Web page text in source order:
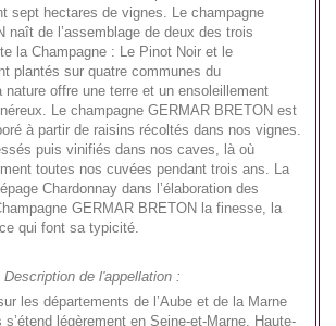
sept hectares de vignes. Le champagne
naît de l’assemblage de deux des trois
la Champagne : Le Pinot Noir et le
plantés sur quatre communes du
nature offre une terre et un ensoleillement
Le champagne GERMAR BRETON est
à partir de raisins récoltés dans nos vignes.
puis vinifiés dans nos caves, là où
toutes nos cuvées pendant trois ans. La
Chardonnay dans l’élaboration des
GERMAR BRETON la finesse, la
qui font sa typicité.
Description de l'appellation :
les départements de l’Aube et de la Marne
légèrement en Seine-et-Marne, Haute-